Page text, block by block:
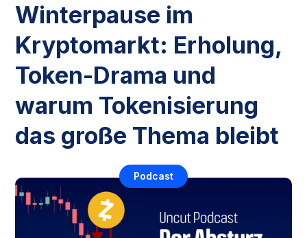
Winterpause im
Kryptomarkt: Erholung,
Token-Drama und
warum Tokenisierung
das große Thema bleibt
Podcast